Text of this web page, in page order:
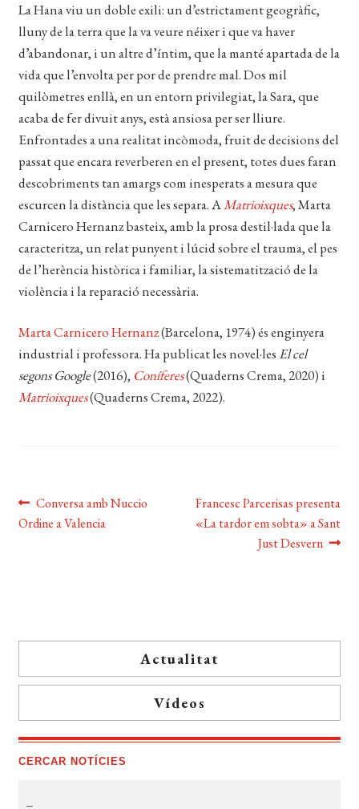
WISHLIST
La Hana viu un doble exili: un d’estrictament geogràfic,
lluny de la terra que la va veure néixer i que va haver
d’abandonar, i un altre d’íntim, que la manté apartada de la
vida que l’envolta per por de prendre mal. Dos mil
quilòmetres enllà, en un entorn privilegiat, la Sara, que
acaba de fer divuit anys, està ansiosa per ser lliure.
Enfrontades a una realitat incòmoda, fruit de decisions del
passat que encara reverberen en el present, totes dues faran
descobriments tan amargs com inesperats a mesura que
escurcen la distància que les separa. AMatrioixques, Marta
Carnicero Hernanz basteix, amb la prosa destil·lada que la
caracteritza, un relat punyent i lúcid sobre el trauma, el pes
de l’herència històrica i familiar, la sistematització de la
violència i la reparació necessària.
Marta Carnicero Hernanz(Barcelona, 1974) és enginyera
industrial i professora. Ha publicat les novel·les El cel
segons Google(2016), Coníferes(Quaderns Crema, 2020) i
Matrioixques(Quaderns Crema, 2022).
Navegació
d'entrades
Entrada
anterior:
Conversa amb Nuccio
Ordine a Valencia
Pròxima
entrada:
Francesc Parcerisas presenta
«La tardor em sobta» a Sant
Just Desvern
Actualitat
Vídeos
CERCAR NOTÍCIES